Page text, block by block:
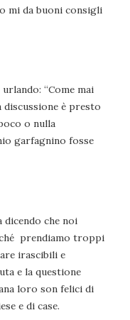
mi da buoni consigli
“Come mai
discussione è presto
o nulla
garfagnino fosse
dicendo che noi
prendiamo troppi
irascibili e
e la questione
loro son felici di
e di case.